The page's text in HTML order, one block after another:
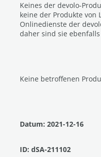
Keines der devolo-
keine der Produkte von
Onlinedienste der
daher sind sie
Keine betroffenen
Datum: 2021-12-16
ID: dSA-211102